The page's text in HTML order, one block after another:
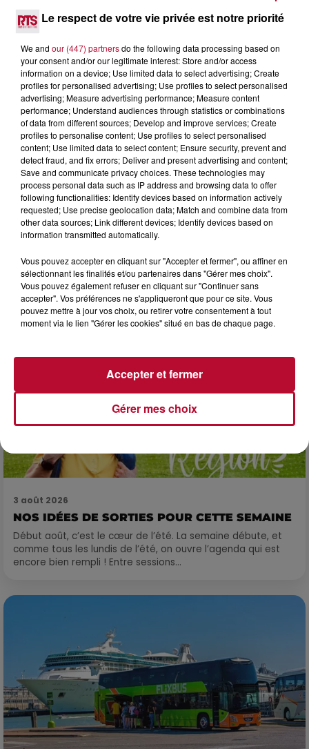
complexes pour observer la vie sous-marine. Cet été, un
masque, un tuba et une paire de palmes...
SOIRÉE DJ PLAYA
3 août 2026
NOS IDÉES DE SORTIES POUR CETTE SEMAINE
Début août, c’est le cœur de l’été. La semaine débute, et
comme tous les lundis de l’été, on ouvre l’agenda qui est
encore bien rempli ! Entre sessions...
Le respect de votre vie privée est notre priorité
We and our (447) partnersdo the following data processing based on
your consent and/or our legitimate interest: Store and/or access
information on a device; Use limited data to select advertising; Create
profiles for personalised advertising; Use profiles to select personalised
advertising; Measure advertising performance; Measure content
performance; Understand audiences through statistics or combinations
of data from different sources; Develop and improve services; Create
profiles to personalise content; Use profiles to select personalised
content; Use limited data to select content; Ensure security, prevent and
detect fraud, and fix errors; Deliver and present advertising and content;
Save and communicate privacy choices. These technologies may
process personal data such as IP address and browsing data to offer
following functionalities: Identify devices based on information actively
requested; Use precise geolocation data; Match and combine data from
other data sources; Link different devices; Identify devices based on
information transmitted automatically.
Vous pouvez accepter en cliquant sur "Accepter et fermer", ou affiner en
sélectionnant les finalités et/ou partenaires dans "Gérer mes choix".
Vous pouvez également refuser en cliquant sur "Continuer sans
accepter". Vos préférences ne s'appliqueront que pour ce site. Vous
pouvez mettre à jour vos choix, ou retirer votre consentement à tout
moment via le lien "Gérer les cookies" situé en bas de chaque page.
Gérer mes choix
Accepter et fermer